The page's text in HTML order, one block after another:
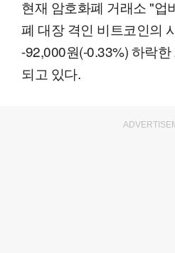
현재 암호화폐 거래소 "업
폐 대장 격인 비트코인의
-92,000원(-0.33%) 하락
되고 있다.